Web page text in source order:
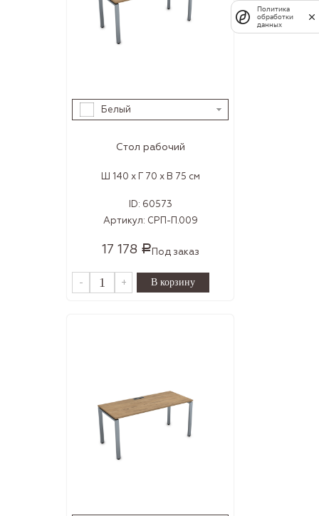
Белый
Стол рабочий
Ш 140 x Г 70 x В 75 см
ID: 60573
Артикул: СРП-П.009
17 178 Р Под заказ
- +
Политика
обработки
данных